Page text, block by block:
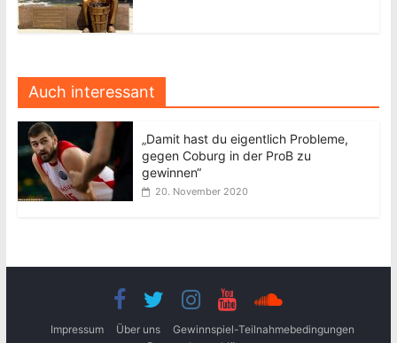
Auch interessant
„Damit hast du eigentlich Probleme,
gegen Coburg in der ProB zu
gewinnen“
20. November 2020
Impressum Über uns
Gewinnspiel-Teilnahmebedingungen